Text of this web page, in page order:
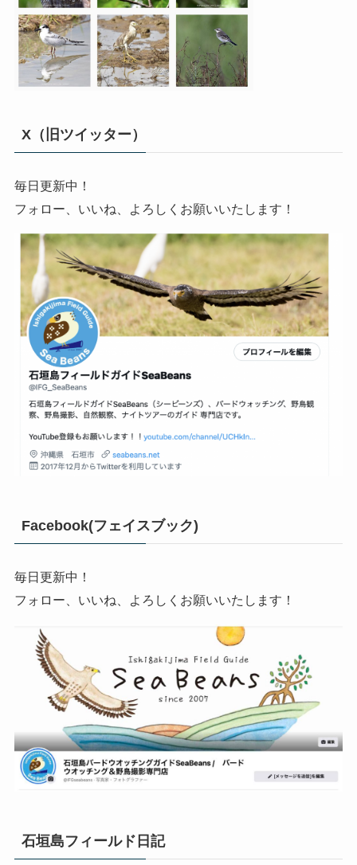
X（旧ツイッター）
毎日更新中！
フォロー、いいね、よろしくお願いいたします！
Facebook(フェイスブック)
毎日更新中！
フォロー、いいね、よろしくお願いいたします！
石垣島フィールド日記